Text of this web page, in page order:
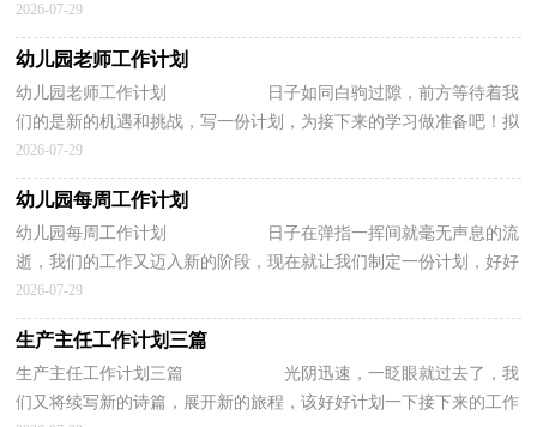
们该怎么拟定计划呢？下面是小编收集整理...
2026-07-29
幼儿园老师工作计划
幼儿园老师工作计划 日子如同白驹过隙，前方等待着我
们的是新的机遇和挑战，写一份计划，为接下来的学习做准备吧！拟
起计划来就毫无头绪？下面是小编为大家收集...
2026-07-29
幼儿园每周工作计划
幼儿园每周工作计划 日子在弹指一挥间就毫无声息的流
逝，我们的工作又迈入新的阶段，现在就让我们制定一份计划，好好
地规划一下吧。那么我们该怎么去写计划...
2026-07-29
生产主任工作计划三篇
生产主任工作计划三篇 光阴迅速，一眨眼就过去了，我
们又将续写新的诗篇，展开新的旅程，该好好计划一下接下来的工作